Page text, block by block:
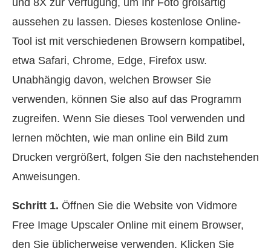
aussehen zu lassen. Dieses kostenlose Online-
Tool ist mit verschiedenen Browsern kompatibel,
etwa Safari, Chrome, Edge, Firefox usw.
Unabhängig davon, welchen Browser Sie
verwenden, können Sie also auf das Programm
zugreifen. Wenn Sie dieses Tool verwenden und
lernen möchten, wie man online ein Bild zum
Drucken vergrößert, folgen Sie den nachstehenden
Anweisungen.
Schritt 1. Öffnen Sie die Website von Vidmore
Free Image Upscaler Online mit einem Browser,
den Sie üblicherweise verwenden. Klicken Sie